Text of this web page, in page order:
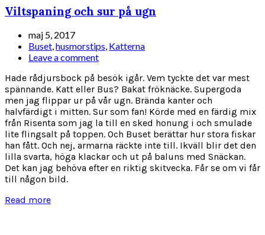
Viltspaning och sur på ugn
maj 5, 2017
Buset,husmorstips, Katterna
Leave a comment
Hade rådjursbock på besök igår. Vem tyckte det var mest
spännande. Katt eller Bus? Bakat fröknäcke. Supergoda
men jag flippar ur på vår ugn. Brända kanter och
halvfärdigt i mitten. Sur som fan! Körde med en färdig mix
från Risenta som jag la till en sked honung i och smulade
lite flingsalt på toppen. Och Buset berättar hur stora fiskar
han fått. Och nej, armarna räckte inte till. Ikväll blir det den
lilla svarta, höga klackar och ut på baluns med Snäckan.
Det kan jag behöva efter en riktig skitvecka. Får se om vi får
till någon bild.
Read more